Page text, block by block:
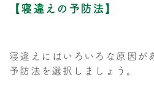
【寝違えの予防法】
寝違えにはいろいろな原因が
予防法を選択しましょう。